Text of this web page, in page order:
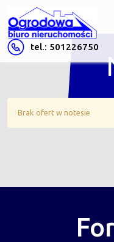
tel.: 501226750
Brak ofert w notesie